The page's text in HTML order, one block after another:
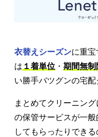
衣替えシーズンに重宝
は １着単位 ・ 期間無制
い勝手バツグンの宅配
まとめてクリーニン
の保管サービスが一般
してもらったりできる